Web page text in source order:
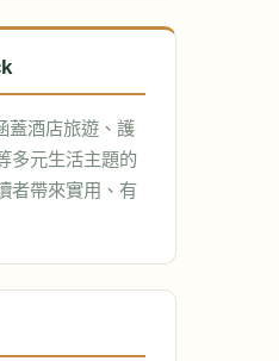
蓋酒店旅遊、護
多元生活主題的
者帶來實用、有